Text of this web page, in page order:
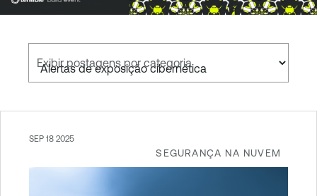
Exibir postagens por categoria
SEGURANÇA NA NUVEM
SEP 18 2025